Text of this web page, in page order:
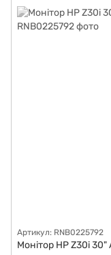
Артикул: RNB0225792
Монітор HP Z30i